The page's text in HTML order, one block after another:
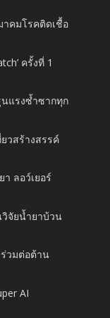
คมโรคติดเชื้อ
ครั้งที่ 1
แรงซ้ำซากทุก
ยวสร้างสรรค์
ลอว์เยอร์
จัยน้ำยาบ้วน
วมต่อต้าน
AI